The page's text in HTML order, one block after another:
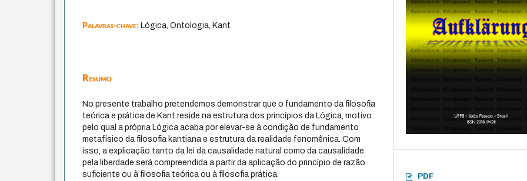
Palavras-chave:Lógica, Ontologia, Kant
Resumo
No presente trabalho pretendemos demonstrar que o fundamento da filosofia
teórica e prática de Kant reside na estrutura dos princípios da Lógica, motivo
pelo qual a própria Lógica acaba por elevar-se à condição de fundamento
metafísico da filosofia kantiana e estrutura da realidade fenomênica. Com
isso, a explicação tanto da lei da causalidade natural como da causalidade
pela liberdade será compreendida a partir da aplicação do princípio de razão
suficiente ou à filosofia teórica ou à filosofia prática.
PDF